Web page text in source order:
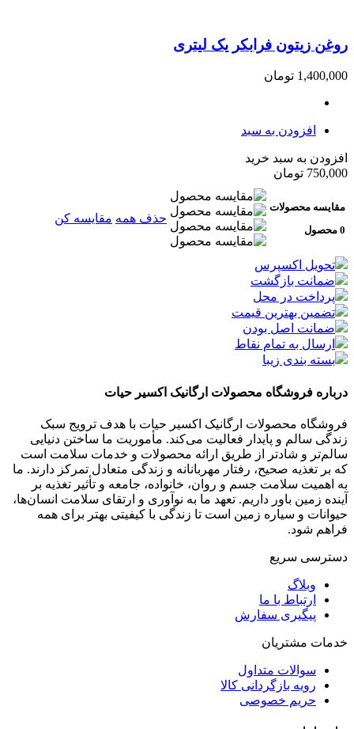
روغن زیتون فرابکر یک لیتری
1,400,000 تومان
افزودن به سبد
افزودن به سبد خرید
750,000 تومان
مقایسه محصولات
0 محصول
حذف همه مقایسه کن
تحویل اکسپرس
ضمانت بازگشت
پرداخت در محل
تضمین بهترین قیمت
ضمانت اصل بودن
ارسال به تمام نقاط
بسته بندی زیبا
درباره فروشگاه محصولات ارگانیک اکسیر حیات
فروشگاه محصولات ارگانیک اکسیر حیات با هدف ترویج سبک
زندگی سالم و پایدار فعالیت می‌کند. مأموریت ما ساختن دنیایی
سالم‌تر و شادتر از طریق ارائه محصولات و خدمات سلامت است
که بر تغذیه صحیح، رفتار مهربانانه و زندگی متعادل تمرکز دارند. ما
به اهمیت سلامت جسم و روان، خانواده، جامعه و تأثیر تغذیه بر
آینده زمین باور داریم. تعهد ما به نوآوری و ارتقای سلامت انسان‌ها،
حیوانات و سیاره زمین است تا زندگی با کیفیتی بهتر برای همه
فراهم شود.
دسترسی سریع
وبلاگ
ارتباط با ما
پیگیری سفارش
خدمات مشتریان
سوالات متداول
رویه بازگردانی کالا
حریم خصوصی